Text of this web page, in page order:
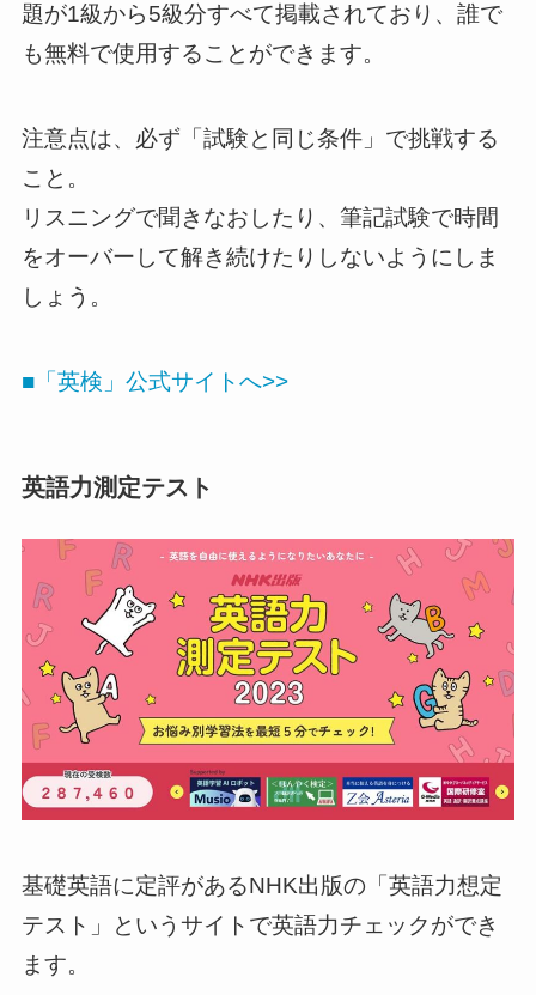
題が1級から5級分すべて掲載されており、誰で
も無料で使用することができます。
注意点は、必ず「試験と同じ条件」で挑戦する
こと。
リスニングで聞きなおしたり、筆記試験で時間
をオーバーして解き続けたりしないようにしま
しょう。
■「英検」公式サイトへ>>
英語力測定テスト
基礎英語に定評があるNHK出版の「英語力想定
テスト」というサイトで英語力チェックができ
ます。